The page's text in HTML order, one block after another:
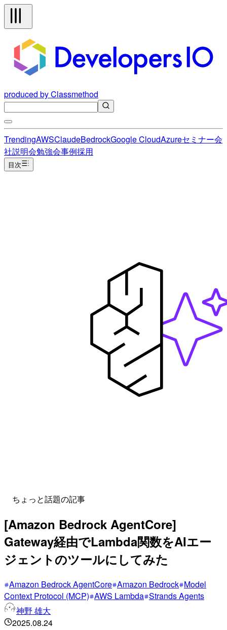
produced by Classmethod
TrendingAWSClaudeBedrockGoogle CloudAzureセミナー会
社説明会勉強会事例採用
目次
ちょっと話題の記事
[Amazon Bedrock AgentCore]
Gateway経由でLambda関数をAIエー
ジェントのツールにしてみた
Amazon Bedrock AgentCore Amazon Bedrock Model
Context Protocol (MCP) AWS Lambda Strands Agents
神野 雄大
2025.08.24